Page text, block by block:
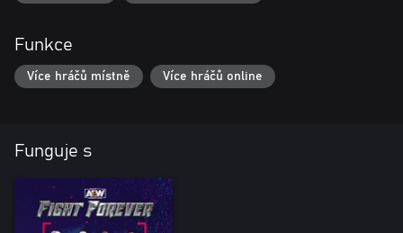
Funkce
Více hráčů místně Více hráčů online
Funguje s